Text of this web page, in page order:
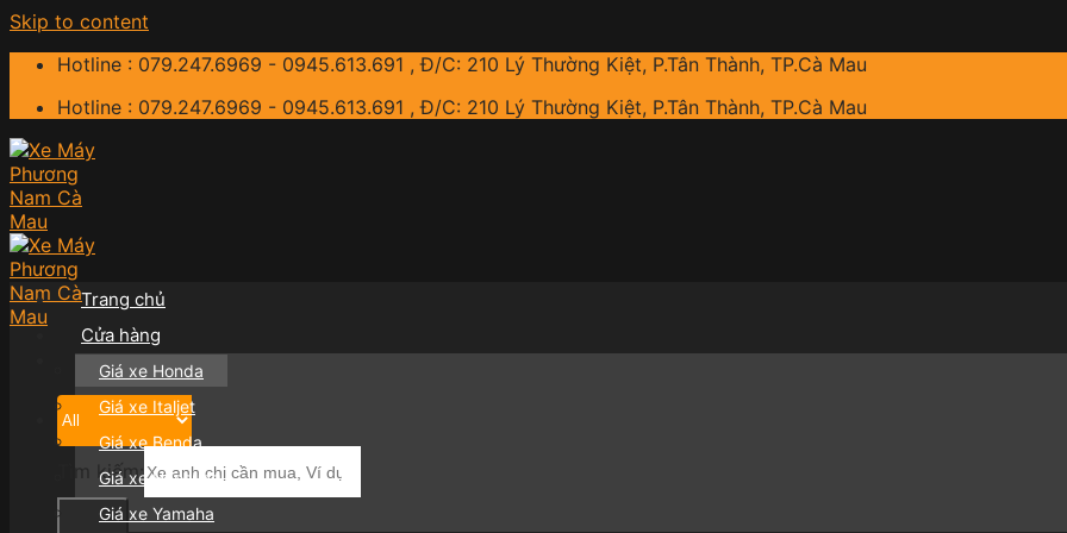
Skip to content
Hotline : 079.247.6969 - 0945.613.691 , Đ/C: 210 Lý Thường Kiệt, P.Tân Thành, TP.Cà Mau
Hotline : 079.247.6969 - 0945.613.691 , Đ/C: 210 Lý Thường Kiệt, P.Tân Thành, TP.Cà Mau
Tìm kiếm:
Trang chủ
Cửa hàng
Giá xe Honda
Giá xe Italjet
Giá xe Benda
Giá xe Hyosung
Giá xe Yamaha